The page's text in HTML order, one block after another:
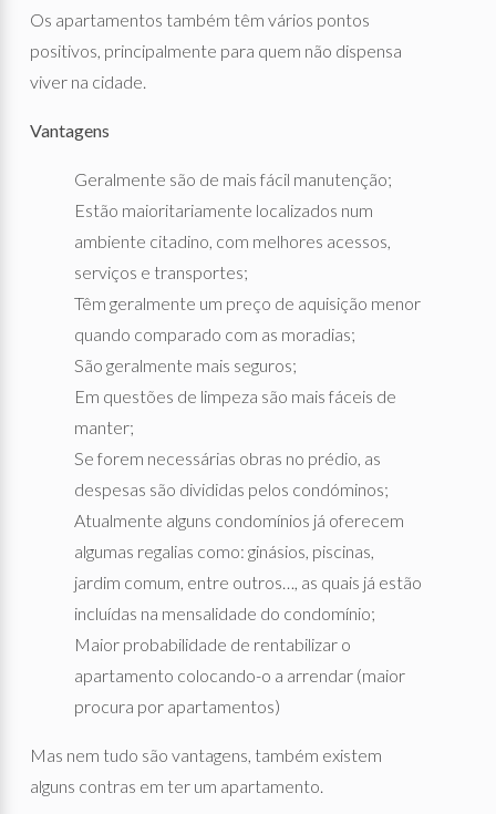
Os apartamentos também têm vários pontos
positivos, principalmente para quem não dispensa
viver na cidade.
Vantagens
Geralmente são de mais fácil manutenção;
Estão maioritariamente localizados num
ambiente citadino, com melhores acessos,
serviços e transportes;
Têm geralmente um preço de aquisição menor
quando comparado com as moradias;
São geralmente mais seguros;
Em questões de limpeza são mais fáceis de
manter;
Se forem necessárias obras no prédio, as
despesas são divididas pelos condóminos;
Atualmente alguns condomínios já oferecem
algumas regalias como: ginásios, piscinas,
jardim comum, entre outros…, as quais já estão
incluídas na mensalidade do condomínio;
Maior probabilidade de rentabilizar o
apartamento colocando-o a arrendar (maior
procura por apartamentos)
Mas nem tudo são vantagens, também existem
alguns contras em ter um apartamento.